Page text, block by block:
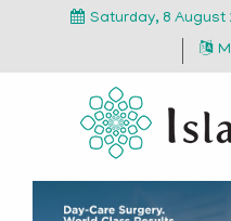
Saturday, 8 August